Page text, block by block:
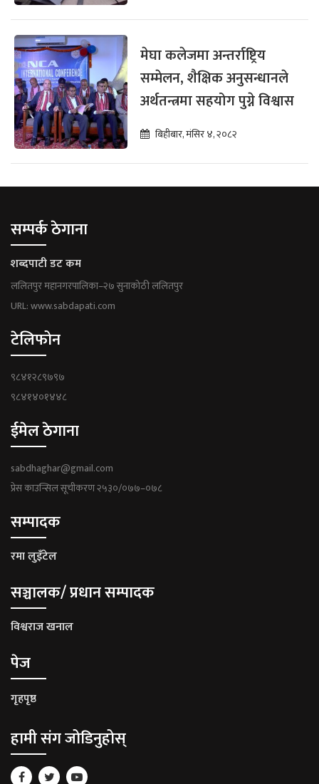
मेघा कलेजमा अन्तर्राष्ट्रिय
सम्मेलन, शैक्षिक अनुसन्धानले
अर्थतन्त्रमा सहयोग पुग्ने विश्वास
बिहीबार, मंसिर ४, २०८२
सम्पर्क ठेगाना
शब्दपाटी डट कम
ललितपुर महानगरपालिका–२७ सुनाकोठी ललितपुर
URL: www.sabdapati.com
टेलिफोन
९८४१२८९७९७
९८४१४०१४४८
ईमेल ठेगाना
sabdhaghar@gmail.com
प्रेस काउन्सिल सूचीकरण २५३०/०७७–०७८
सम्पादक
रमा लुइँटेल
सञ्चालक/ प्रधान सम्पादक
विश्वराज खनाल
पेज
गृहपृष्ठ
हामी संग जोडिनुहोस्